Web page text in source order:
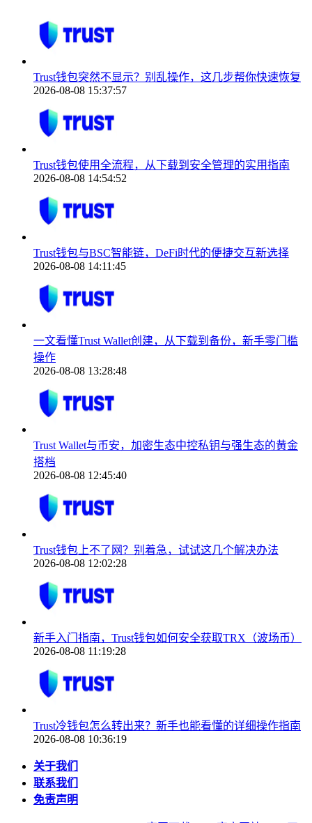
Trust钱包突然不显示？别乱操作，这几步帮你快速恢复
2026-08-08 15:37:57
Trust钱包使用全流程，从下载到安全管理的实用指南
2026-08-08 14:54:52
Trust钱包与BSC智能链，DeFi时代的便捷交互新选择
2026-08-08 14:11:45
一文看懂Trust Wallet创建，从下载到备份，新手零门槛
操作
2026-08-08 13:28:48
Trust Wallet与币安，加密生态中控私钥与强生态的黄金
搭档
2026-08-08 12:45:40
Trust钱包上不了网？别着急，试试这几个解决办法
2026-08-08 12:02:28
新手入门指南，Trust钱包如何安全获取TRX（波场币）
2026-08-08 11:19:28
Trust冷钱包怎么转出来？新手也能看懂的详细操作指南
2026-08-08 10:36:19
关于我们
联系我们
免责声明